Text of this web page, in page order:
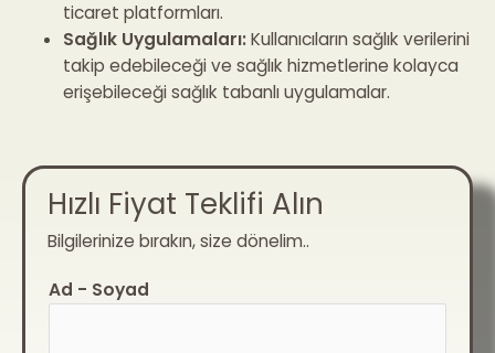
ticaret platformları.
Sağlık Uygulamaları:Kullanıcıların sağlık verilerini
takip edebileceği ve sağlık hizmetlerine kolayca
erişebileceği sağlık tabanlı uygulamalar.
Hızlı Fiyat Teklifi Alın
Bilgilerinize bırakın, size dönelim..
Ad - Soyad